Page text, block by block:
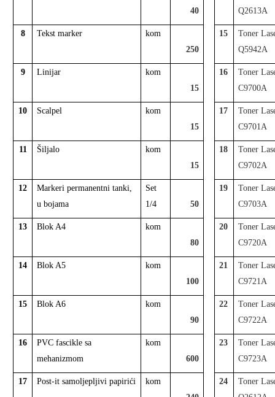
40
Q2613A
8 Tekst marker
kom
250
15
Toner
Q5942A
9 Linijar
kom
15
16
Toner
C9700A
10 Scalpel
kom
15
17
Toner
C9701A
11 Šiljalo
kom
15
18
Toner
C9702A
12
Markeri permanentni tanki,
u bojama
Set
1/4
50
19
Toner
C9703A
13 Blok A4
kom
80
20
Toner
C9720A
14 Blok A5
kom
100
21
Toner
C9721A
15 Blok A6
kom
90
22
Toner
C9722A
16
PVC fascikle sa
mehanizmom
kom
600
23
Toner
C9723A
17 Post-it samoljepljivi papirići
kom
24
Toner